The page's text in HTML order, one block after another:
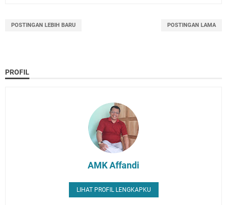
POSTINGAN LEBIH BARU POSTINGAN LAMA
PROFIL
AMK Affandi
LIHAT PROFIL LENGKAPKU